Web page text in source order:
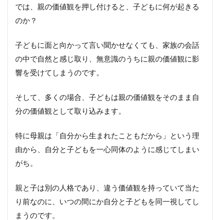
では、親の価値観を押し付けると、子どもに何が起きる
のか？
子どもに面と向かって言い聞かせなくても、家族の会話
の中で自然と感じ取り、無意識のうちに親の価値観に影
響を受けてしまうのです。
そして、多くの場合、子どもは親の価値観をそのまま自
分の価値観として取り込みます。
特に母親は「自分から生まれたこともだから」という理
由から、自分と子どもを一心同体のように感じてしまい
がち。
親と子は別の人格であり、違う価値観を持っていて当た
り前なのに、いつの間にか自分と子どもを同一視してし
まうのです。